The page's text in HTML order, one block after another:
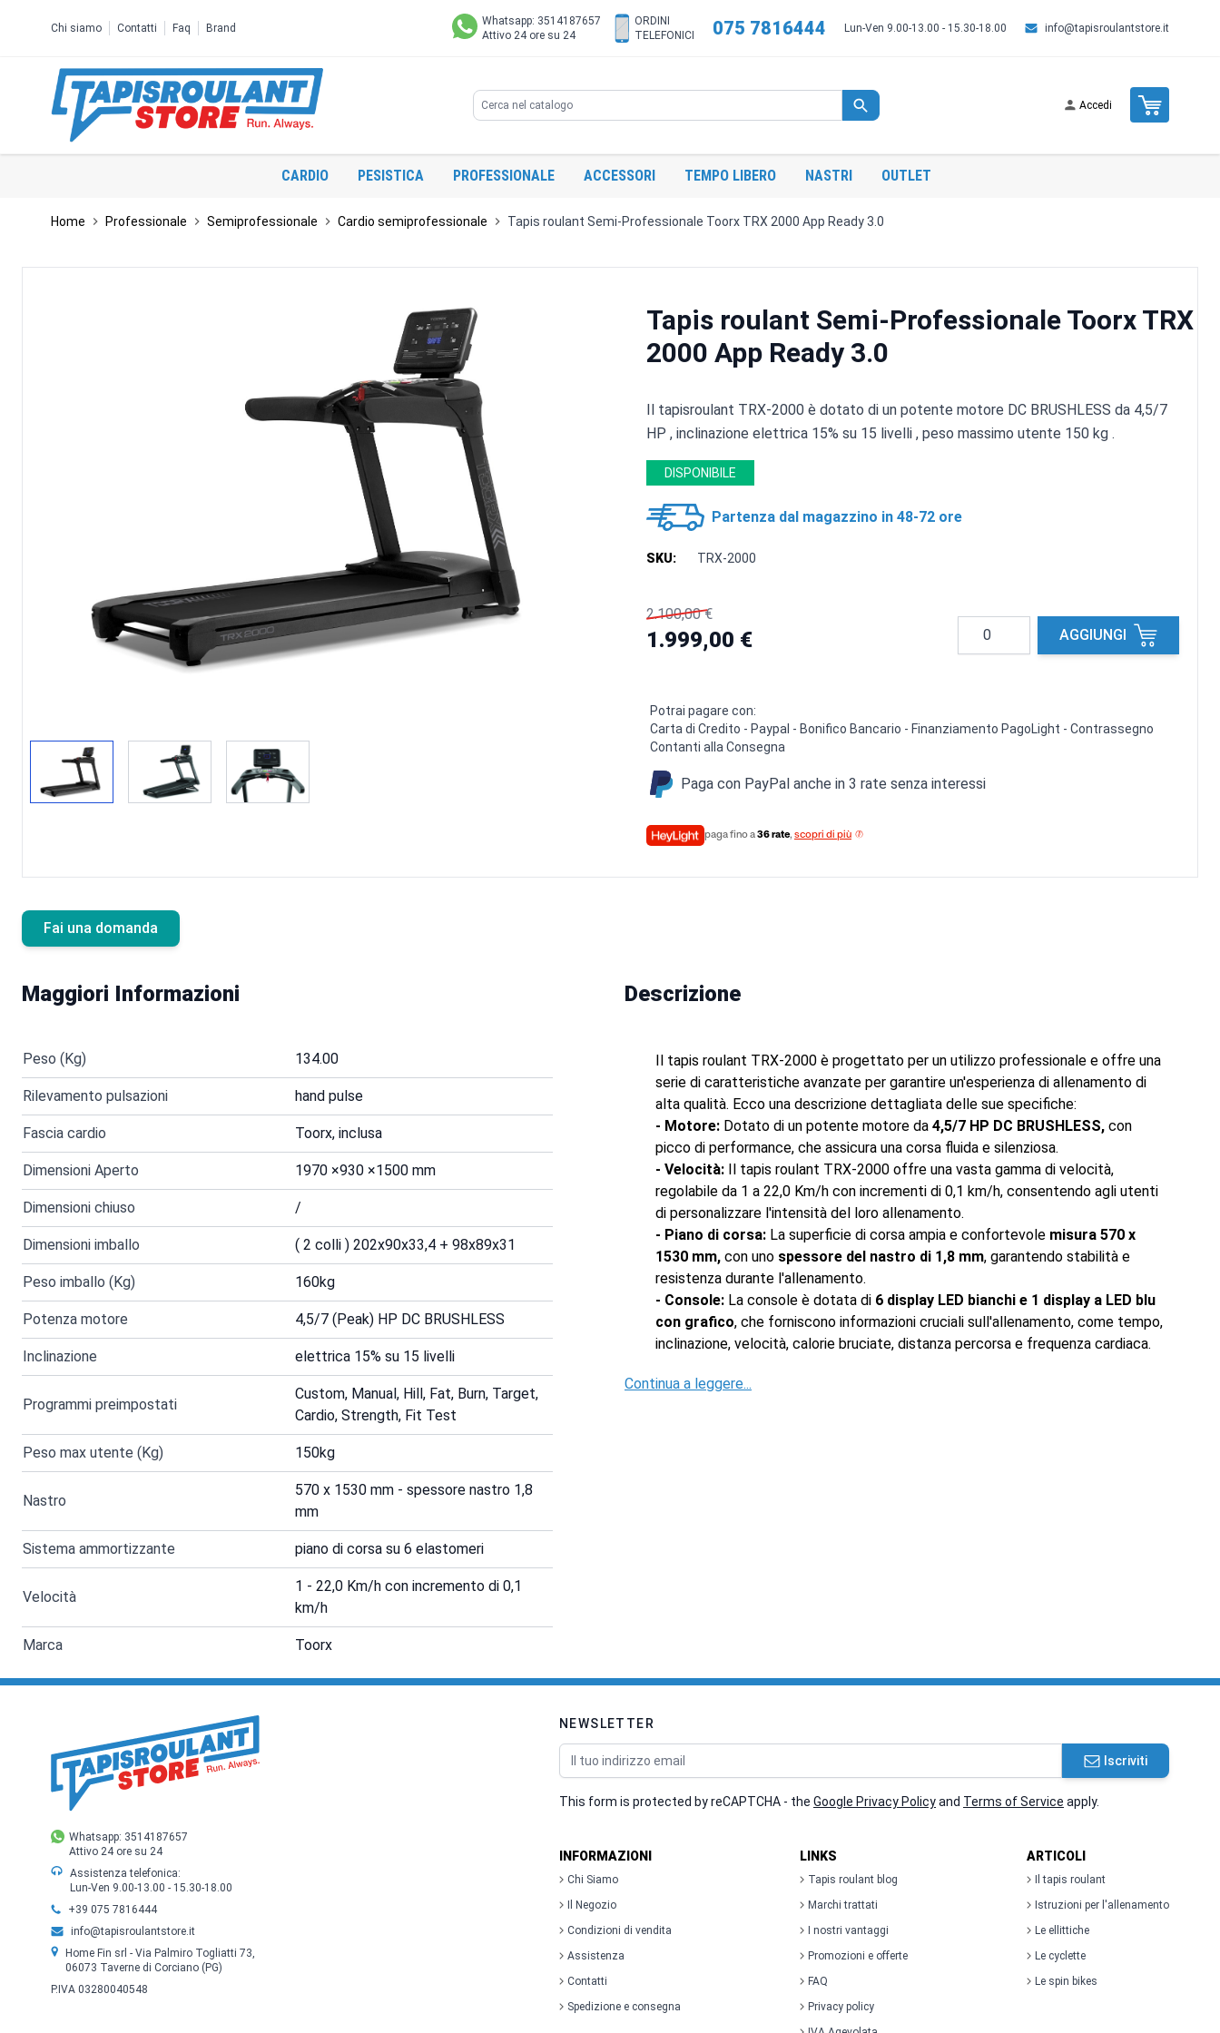
Chi siamo Contatti Faq Brand
Whatsapp: 3514187657
Attivo 24 ore su 24
ORDINI
TELEFONICI
075 7816444 Lun-Ven 9.00-13.00 - 15.30-18.00 info@tapisroulantstore.it
Accedi Cart
CARDIO PESISTICA PROFESSIONALE ACCESSORI TEMPO LIBERO NASTRI OUTLET
Home Professionale Semiprofessionale Cardio semiprofessionale Tapis roulant Semi-Professionale Toorx TRX 2000 App Ready 3.0
Tapis roulant Semi-Professionale Toorx TRX
2000 App Ready 3.0
Il tapisroulant TRX-2000 è dotato di un potente motore DC BRUSHLESS da 4,5/7
HP , inclinazione elettrica 15% su 15 livelli , peso massimo utente 150 kg .
DISPONIBILE
Partenza dal magazzino in 48-72 ore
SKU: TRX-2000
2.100,00 €
1.999,00 €
Quantità
AGGIUNGI
Potrai pagare con:
Carta di Credito - Paypal - Bonifico Bancario - Finanziamento PagoLight - Contrassegno
Contanti alla Consegna
Paga con PayPal anche in 3 rate senza interessi
paga fino a36 rate, scopri di più
Fai una domanda
Maggiori Informazioni
Peso (Kg) 134.00
Rilevamento pulsazioni hand pulse
Fascia cardio Toorx, inclusa
Dimensioni Aperto 1970 ×930 ×1500 mm
Dimensioni chiuso /
Dimensioni imballo ( 2 colli ) 202x90x33,4 + 98x89x31
Peso imballo (Kg) 160kg
Potenza motore 4,5/7 (Peak) HP DC BRUSHLESS
Inclinazione elettrica 15% su 15 livelli
Programmi preimpostati
Custom, Manual, Hill, Fat, Burn, Target,
Cardio, Strength, Fit Test
Peso max utente (Kg) 150kg
Nastro
570 x 1530 mm - spessore nastro 1,8
mm
Sistema ammortizzante piano di corsa su 6 elastomeri
Velocità
1 - 22,0 Km/h con incremento di 0,1
km/h
Marca Toorx
Descrizione
Il tapis roulant TRX-2000 è progettato per un utilizzo professionale e offre una
serie di caratteristiche avanzate per garantire un'esperienza di allenamento di
alta qualità. Ecco una descrizione dettagliata delle sue specifiche:
- Motore: Dotato di un potente motore da 4,5/7 HP DC BRUSHLESS, con
picco di performance, che assicura una corsa fluida e silenziosa.
- Velocità: Il tapis roulant TRX-2000 offre una vasta gamma di velocità,
regolabile da 1 a 22,0 Km/h con incrementi di 0,1 km/h, consentendo agli utenti
di personalizzare l'intensità del loro allenamento.
- Piano di corsa: La superficie di corsa ampia e confortevole misura 570 x
1530 mm, con uno spessore del nastro di 1,8 mm, garantendo stabilità e
resistenza durante l'allenamento.
- Console: La console è dotata di 6 display LED bianchi e 1 display a LED blu
con grafico, che forniscono informazioni cruciali sull'allenamento, come tempo,
inclinazione, velocità, calorie bruciate, distanza percorsa e frequenza cardiaca.
Continua a leggere...
Whatsapp: 3514187657
Attivo 24 ore su 24
Assistenza telefonica:
Lun-Ven 9.00-13.00 - 15.30-18.00
+39 075 7816444
info@tapisroulantstore.it
Home Fin srl - Via Palmiro Togliatti 73,
06073 Taverne di Corciano (PG)
P.IVA 03280040548
NEWSLETTER
Indirizzo email Iscriviti
This form is protected by reCAPTCHA - the Google Privacy Policyand Terms of Service apply.
INFORMAZIONI
Chi Siamo
Il Negozio
Condizioni di vendita
Assistenza
Contatti
Spedizione e consegna
LINKS
Tapis roulant blog
Marchi trattati
I nostri vantaggi
Promozioni e offerte
FAQ
Privacy policy
ARTICOLI
Il tapis roulant
Istruzioni per l'allenamento
Le ellittiche
Le cyclette
Le spin bikes